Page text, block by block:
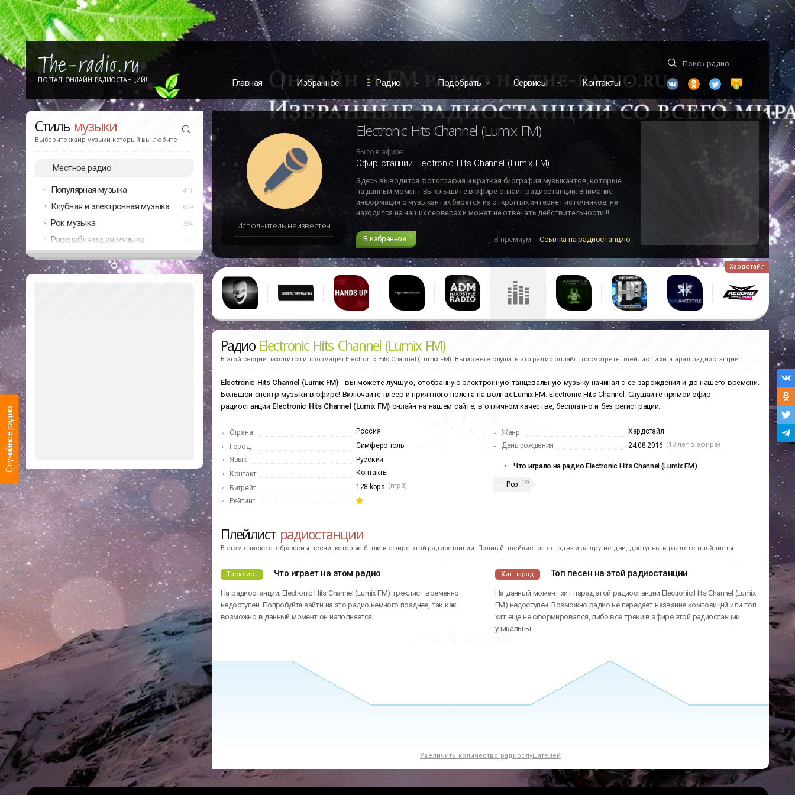
Случайное радио
ПОРТАЛ ОНЛАЙН РАДИОСТАНЦИЙ! Главная Избранное Радио Подобрать Сервисы Контакты
Стиль музыки
Выберите жанр музыки который вы любите
Местное радио
Популярная музыка 411
Клубная и электронная музыка 679
Рок музыка 334
Расслабляющая музыка
Исполнитель неизвестен
Electronic Hits Channel (Lumix FM)
Было в эфире:
Эфир станции Electronic Hits Channel (Lumix FM)
Здесь выводится фотография и краткая биография музыкантов, которые
на данный момент Вы слышите в эфире онлайн радиостанций. Внимание
информация о музыкантах берется из открытых интернет источников, не
находится на наших серверах и может не отвечать действительности!!!
В избранное 7 В премиум Ссылка на радиостанцию
Хардстайл
Радио Electronic Hits Channel (Lumix FM)
В этой секции находится информация Electronic Hits Channel (Lumix FM). Вы можете слушать это радио онлайн, посмотреть плейлист и хит-парад радиостанции
Electronic Hits Channel (Lumix FM)- вы можете лучшую, отобранную электронную танцевальную музыку начиная с ее зарождения и до нашего времени.
Большой спектр музыки в эфире! Включайте плеер и приятного полета на волнах Lumix FM: Electronic Hits Channel. Слушайте прямой эфир
радиостанции Electronic Hits Channel (Lumix FM) онлайн на нашем сайте, в отличном качестве, бесплатно и без регистрации.
Страна
Россия
Город
Симферополь
Язык
Русский
Контакт
Контакты
Битрейт
128 kbps (mp3)
Рейтинг
Жанр
Хардстайл
День рождения
24.08.2016 (10 лет в эфире)
Что играло на радио Electronic Hits Channel (Lumix FM)
Pop 129
Плейлист радиостанции
В этом списке отображены песни, которые были в эфире этой радиостанции. Полный плейлист за сегодня и за другие дни, доступны в разделе плейлисты
Треклист Что играет на этом радио
На радиостанции: Electronic Hits Channel (Lumix FM) треклист временно
недоступен. Попробуйте зайти на это радио немного позднее, так как
возможно в данный момент он наполняется!
Хит парад Топ песен на этой радиостанции
На данный момент хит парад этой радиостанции Electronic Hits Channel (Lumix
FM) недоступен. Возможно радио не передает название композиций или топ
хит еще не сформировался, либо все треки в эфире этой радиостанции
уникальны
Увеличить количество радиослушателей